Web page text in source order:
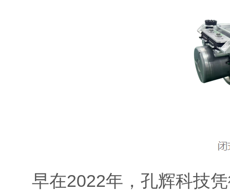
早在2022年，孔辉科技